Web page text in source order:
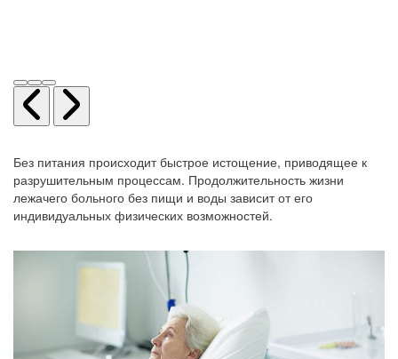
Без питания происходит быстрое истощение, приводящее к
разрушительным процессам. Продолжительность жизни
лежачего больного без пищи и воды зависит от его
индивидуальных физических возможностей.